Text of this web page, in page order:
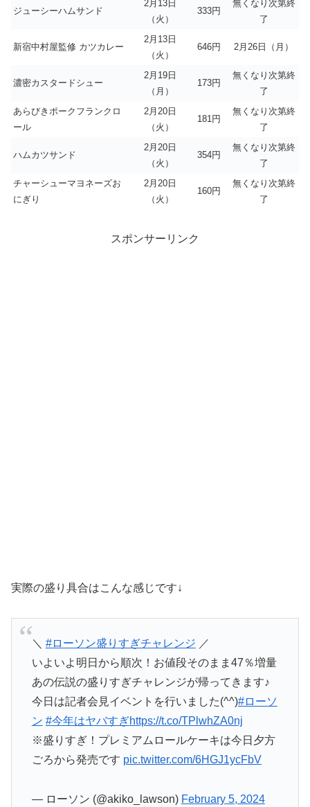
ジューシーハムサンド
2月13日
（火）
333円
無くなり次第終
了
新宿中村屋監修 カツカレー
2月13日
（火）
646円 2月26日（月）
濃密カスタードシュー
2月19日
（月）
173円
無くなり次第終
了
あらびきポークフランクロ
ール
2月20日
（火）
181円
無くなり次第終
了
ハムカツサンド
2月20日
（火）
354円
無くなり次第終
了
チャーシューマヨネーズお
にぎり
2月20日
（火）
160円
無くなり次第終
了
スポンサーリンク
実際の盛り具合はこんな感じです↓
＼ #ローソン盛りすぎチャレンジ ／
いよいよ明日から順次！お値段そのまま47％増量
あの伝説の盛りすぎチャレンジが帰ってきます♪
今日は記者会見イベントを行いました(^^)#ローソ
ン #今年はヤバすぎhttps://t.co/TPlwhZA0nj
※盛りすぎ！プレミアムロールケーキは今日夕方
ごろから発売です pic.twitter.com/6HGJ1ycFbV
— ローソン (@akiko_lawson) February 5, 2024